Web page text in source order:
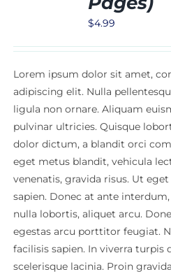
$4.99
Lorem ipsum dolor sit amet,
adipiscing elit. Nulla
ligula non ornare. Aliquam
pulvinar ultricies. Quisque
dolor dictum, a blandit orci
eget metus blandit, vehicula
venenatis, gravida risus. Ut
sapien. Donec at ante
nulla lobortis, aliquet arcu.
egestas arcu porttitor feugiat.
facilisis sapien. In viverra turpis
scelerisque lacinia. Proin